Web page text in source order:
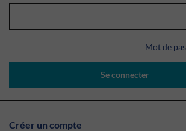
Mot de
Se connecter
Créer un compte